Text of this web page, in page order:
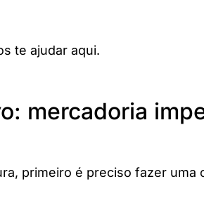
te ajudar aqui.
mercadoria
primeiro é preciso fazer uma